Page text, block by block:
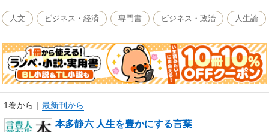
きっとあなたの胸に響き、生きる指針として肚まで届くはずである。
――池田光
人文 ビジネス・経済 専門書 ビジネス・政治 人生論
1巻から ｜ 最新刊から
本多静六 人生を豊かにする言葉